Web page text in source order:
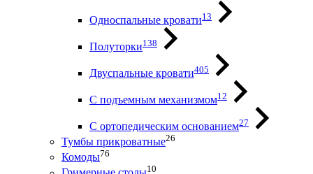
Односпальные кровати13
Полуторки138
Двуспальные кровати405
С подъемным механизмом12
С ортопедическим основанием27
Тумбы прикроватные26
Комоды76
10